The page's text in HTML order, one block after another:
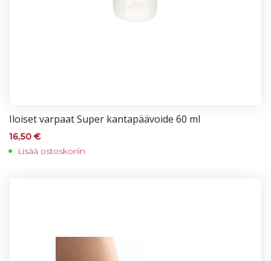
Iloi­set var­paat Su­per kan­ta­pää­voi­de 60 ml
16,50 €
Lisää ostoskoriin